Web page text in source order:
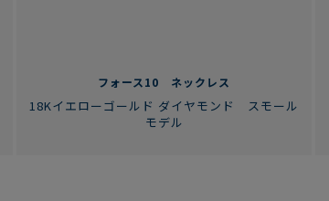
フォース10 ネックレス
18Kイエローゴールド ダイヤモンド スモール
モデル